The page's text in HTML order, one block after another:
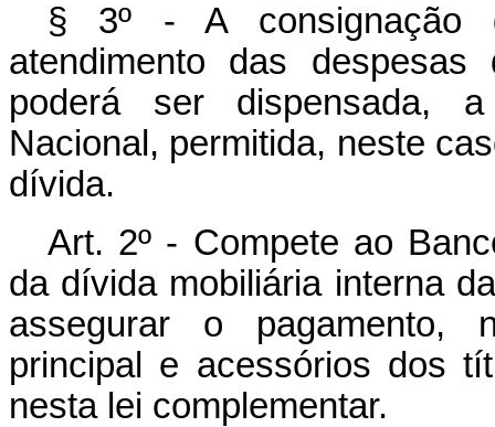
§ 3º - A consignação
atendimento das
poderá ser dispensada,
Nacional, permitida, neste
dívida.
Art. 2º - Compete ao
da dívida mobiliária interna
assegurar o pagamento,
principal e acessórios dos
nesta lei complementar.